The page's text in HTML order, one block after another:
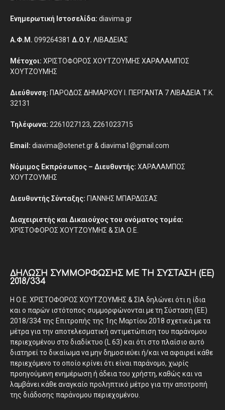
Ενημερωτική Ιστοσελίδα: diavima.gr
Α.Φ.Μ. 099264381 Δ.Ο.Υ. ΛΙΒΑΔΕΙΑΣ
Μέτοχοι: ΧΡΙΣΤΟΦΟΡΟΣ ΧΟΥΤΖΟΥΜΗΣ ΧΑΡΑΛΑΜΠΟΣ
ΧΟΥΤΖΟΥΜΗΣ
Διεύθυνση: ΠΑΡΟΔΟΣ ΔΗΜΑΡΧΟΥ Ι. ΠΕΡΓΑΝΤΑ 7 ΛΙΒΑΔΕΙΑ Τ.Κ.
32131
Τηλέφωνα: 2261027123, 2261023715
Email: diavima@otenet.gr & diavima1@gmail.com
Νόμιμος Εκπρόσωπος – Διευθυντής: ΧΑΡΑΛΑΜΠΟΣ
ΧΟΥΤΖΟΥΜΗΣ
Διευθυντής Σύνταξης: ΓΙΑΝΝΗΣ ΜΠΑΡΔΩΣΑΣ
Διαχειριστής και Δικαιούχος του ονόματος τομέα:
ΧΡΙΣΤΟΦΟΡΟΣ ΧΟΥΤΖΟΥΜΗΣ & ΣΙΑ Ο.Ε.
ΔΉΛΩΣΗ ΣΥΜΜΌΡΦΩΣΗΣ ΜΕ ΤΗ ΣΎΣΤΑΣΗ (ΕΕ)
2018/334
Η Ο.Ε. ΧΡΙΣΤΟΦΟΡΟΣ ΧΟΥΤΖΟΥΜΗΣ & ΣΙΑ δηλώνει ότι η ίδια
και ο παρών ιστότοπος συμμορφώνονται με τη Σύσταση (ΕΕ)
2018/334 της Επιτροπής της 1ης Μαρτίου 2018 σχετικά με τα
μέτρα για την αποτελεσματική αντιμετώπιση του παράνομου
περιεχομένου στο διαδίκτυο (L 63) και ότι στο πλαίσιο αυτό
διατηρεί το δικαίωμα να μην δημοσιεύει ή/και να αφαιρεί κάθε
περιεχόμενο το οποίο κρίνει ότι είναι παράνομο, χωρίς
προηγούμενη ενημέρωση ή άδεια του χρήστη, καθώς και να
λαμβάνει κάθε αναγκαίο προληπτικό μέτρο για την αποτροπή
της διάδοσης παράνομου περιεχομένου.